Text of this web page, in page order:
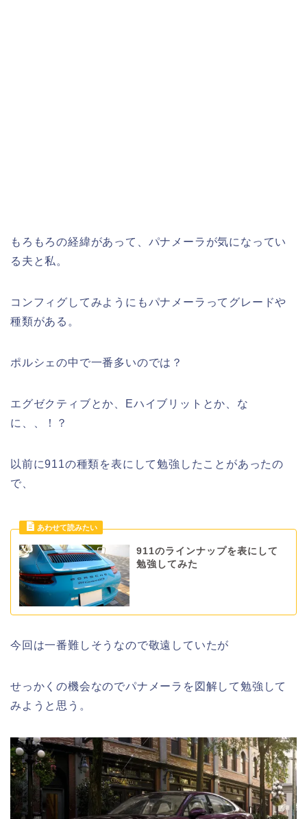
もろもろの経緯があって、パナメーラが気になってい
る夫と私。
コンフィグしてみようにもパナメーラってグレードや
種類がある。
ポルシェの中で一番多いのでは？
エグゼクティブとか、Eハイブリットとか、な
に、、！？
以前に911の種類を表にして勉強したことがあったの
で、
911のラインナップを表にして
勉強してみた
今回は一番難しそうなので敬遠していたが
せっかくの機会なのでパナメーラを図解して勉強して
みようと思う。